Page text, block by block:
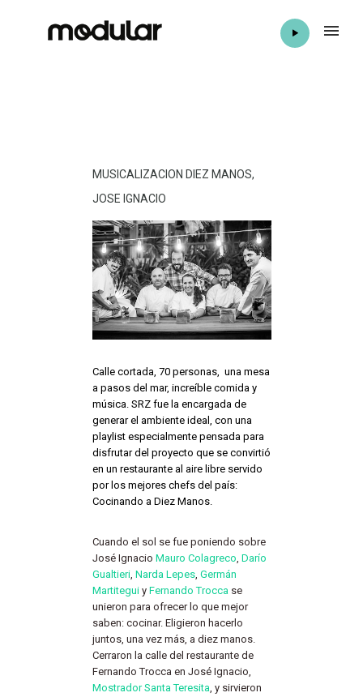
MUSICALIZACION DIEZ MANOS,
JOSE IGNACIO
Calle cortada, 70 personas, una mesa
a pasos del mar, increíble comida y
música. SRZ fue la encargada de
generar el ambiente ideal, con una
playlist especialmente pensada para
disfrutar del proyecto que se convirtió
en un restaurante al aire libre servido
por los mejores chefs del país:
Cocinando a Diez Manos.
Cuando el sol se fue poniendo sobre
José Ignacio Mauro Colagreco, Darío
Gualtieri, Narda Lepes, Germán
Martitegui y Fernando Trocca se
unieron para ofrecer lo que mejor
saben: cocinar. Eligieron hacerlo
juntos, una vez más, a diez manos.
Cerraron la calle del restaurante de
Fernando Trocca en José Ignacio,
Mostrador Santa Teresita, y sirvieron